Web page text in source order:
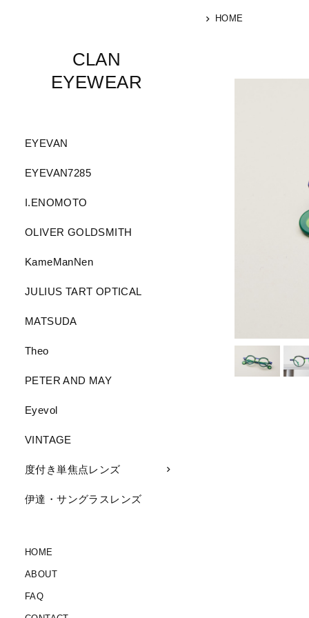
CLAN
EYEWEAR
EYEVAN
EYEVAN7285
I.ENOMOTO
OLIVER GOLDSMITH
KameManNen
JULIUS TART OPTICAL
MATSUDA
Theo
PETER AND MAY
Eyevol
VINTAGE
度付き単焦点レンズ
伊達・サングラスレンズ
HOME
ABOUT
FAQ
HOME